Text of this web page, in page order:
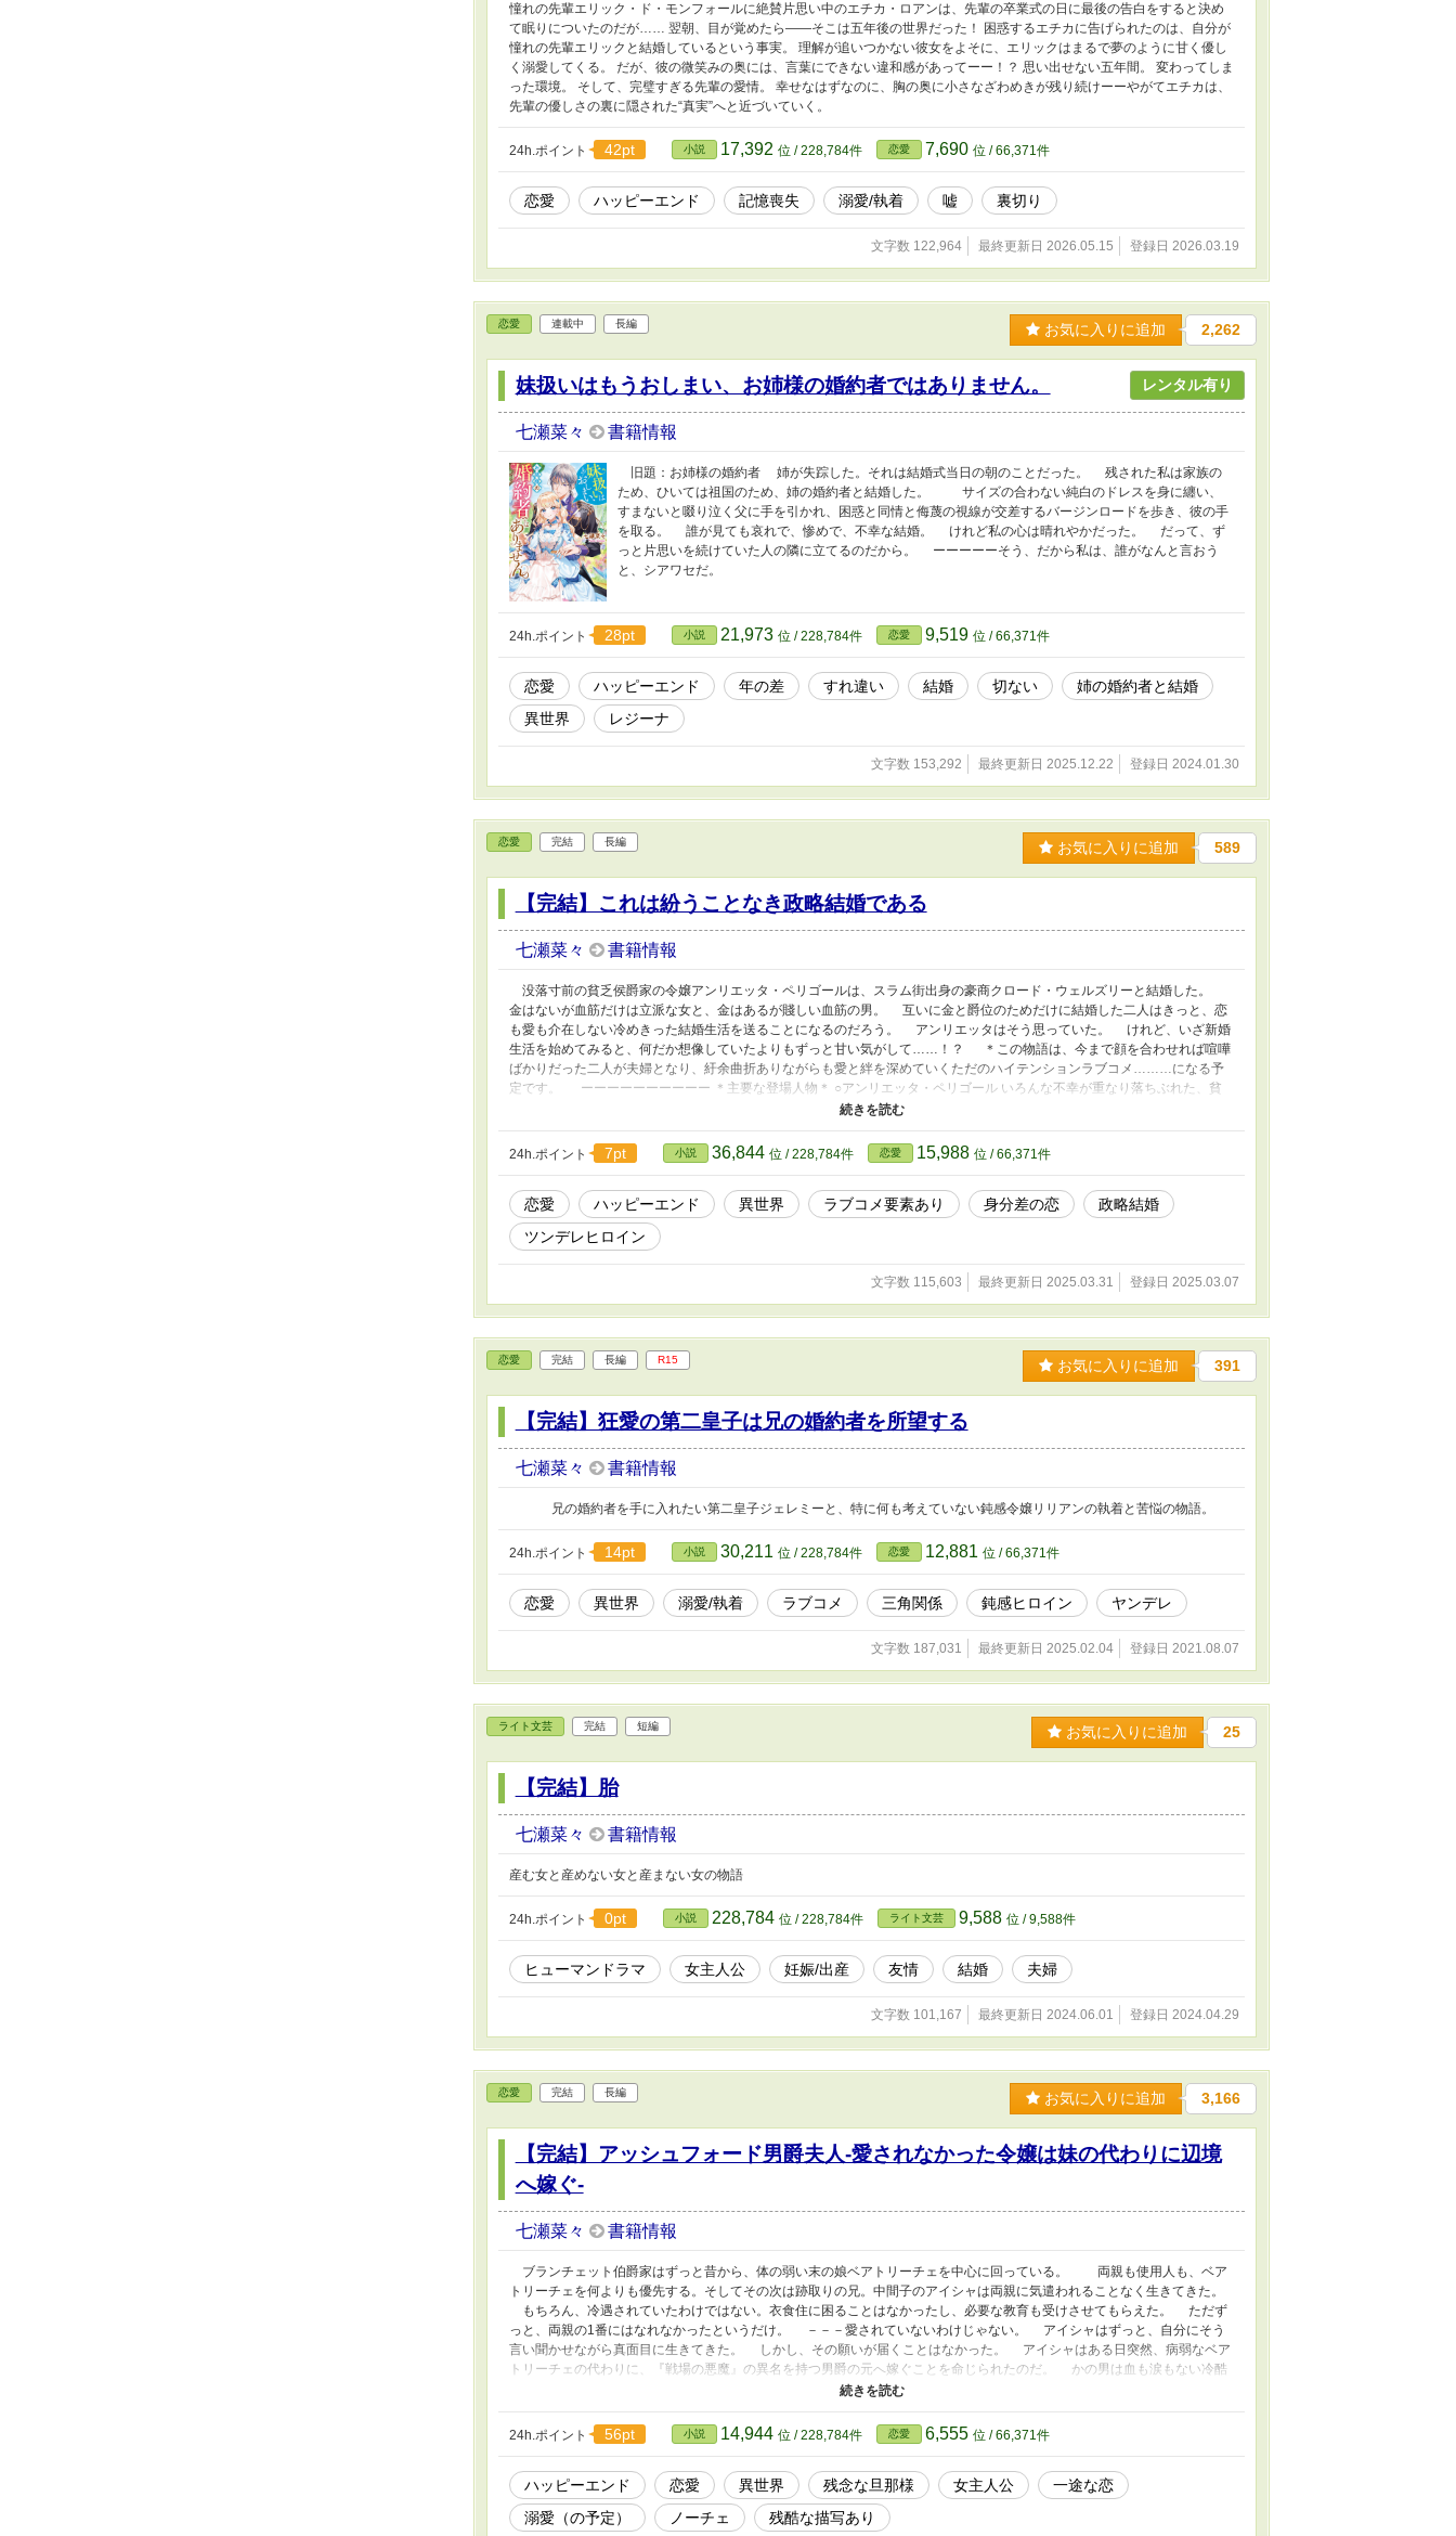
憧れの先輩エリック・ド・モンフォールに絶賛片思い中のエチカ・ロアンは、先輩の卒業式の日に最後の告白をすると決め
て眠りについたのだが…… 翌朝、目が覚めたら――そこは五年後の世界だった！ 困惑するエチカに告げられたのは、自分が
憧れの先輩エリックと結婚しているという事実。 理解が追いつかない彼女をよそに、エリックはまるで夢のように甘く優し
く溺愛してくる。 だが、彼の微笑みの奥には、言葉にできない違和感があってーー！？ 思い出せない五年間。 変わってしま
った環境。 そして、完璧すぎる先輩の愛情。 幸せなはずなのに、胸の奥に小さなざわめきが残り続けーーやがてエチカは、
先輩の優しさの裏に隠された“真実”へと近づいていく。
24h.ポイント 42pt 小説 17,392 位 / 228,784件 恋愛 7,690 位 / 66,371件
恋愛 ハッピーエンド 記憶喪失 溺愛/執着 嘘 裏切り
文字数 122,964 最終更新日 2026.05.15 登録日 2026.03.19
恋愛 連載中 長編 お気に入りに追加 2,262
妹扱いはもうおしまい、お姉様の婚約者ではありません。 レンタル有り
七瀬菜々 書籍情報
旧題：お姉様の婚約者 姉が失踪した。それは結婚式当日の朝のことだった。 残された私は家族の
ため、ひいては祖国のため、姉の婚約者と結婚した。 サイズの合わない純白のドレスを身に纏い、
すまないと啜り泣く父に手を引かれ、困惑と同情と侮蔑の視線が交差するバージンロードを歩き、彼の手
を取る。 誰が見ても哀れで、惨めで、不幸な結婚。 けれど私の心は晴れやかだった。 だって、ず
っと片思いを続けていた人の隣に立てるのだから。 ーーーーーそう、だから私は、誰がなんと言おう
と、シアワセだ。
24h.ポイント 28pt 小説 21,973 位 / 228,784件 恋愛 9,519 位 / 66,371件
恋愛 ハッピーエンド 年の差 すれ違い 結婚 切ない
姉の婚約者と結婚
異世界
レジーナ
文字数 153,292 最終更新日 2025.12.22 登録日 2024.01.30
恋愛 完結 長編 お気に入りに追加 589
【完結】これは紛うことなき政略結婚である
七瀬菜々 書籍情報
没落寸前の貧乏侯爵家の令嬢アンリエッタ・ペリゴールは、スラム街出身の豪商クロード・ウェルズリーと結婚した。
金はないが血筋だけは立派な女と、金はあるが賤しい血筋の男。 互いに金と爵位のためだけに結婚した二人はきっと、恋
も愛も介在しない冷めきった結婚生活を送ることになるのだろう。 アンリエッタはそう思っていた。 けれど、いざ新婚
生活を始めてみると、何だか想像していたよりもずっと甘い気がして……！？ ＊この物語は、今まで顔を合わせれば喧嘩
ばかりだった二人が夫婦となり、紆余曲折ありながらも愛と絆を深めていくただのハイテンションラブコメ………になる予
定です。 ーーーーーーーーーー ＊主要な登場人物＊ ○アンリエッタ・ペリゴール いろんな不幸が重なり落ちぶれた、貧
乏侯爵家の一人娘。意地っ張りでプライドの高いツンデレヒロイン。 ○クロード・ウェルズリー 一代で莫大な富を築き上げ
た豪商。生まれは卑しいが、顔がよく金持ち。恋愛に関しては不器用な男。 ○ニコル アンリエッタの侍女。 アンリエッタに
とっては母であり、姉であり、友である大切な存在。 ○ミゲル クロードの秘書。 優しそうに見えて辛辣で容赦がない性格。
常にひと言多い。
24h.ポイント 7pt 小説 36,844 位 / 228,784件 恋愛 15,988 位 / 66,371件
恋愛 ハッピーエンド 異世界 ラブコメ要素あり 身分差の恋
政略結婚
ツンデレヒロイン
文字数 115,603 最終更新日 2025.03.31 登録日 2025.03.07
恋愛 完結 長編 R15 お気に入りに追加 391
【完結】狂愛の第二皇子は兄の婚約者を所望する
七瀬菜々 書籍情報
兄の婚約者を手に入れたい第二皇子ジェレミーと、特に何も考えていない鈍感令嬢リリアンの執着と苦悩の物語。
24h.ポイント 14pt 小説 30,211 位 / 228,784件 恋愛 12,881 位 / 66,371件
恋愛 異世界 溺愛/執着 ラブコメ 三角関係 鈍感ヒロイン ヤンデレ
文字数 187,031 最終更新日 2025.02.04 登録日 2021.08.07
ライト文芸 完結 短編 お気に入りに追加 25
【完結】胎
七瀬菜々 書籍情報
産む女と産めない女と産まない女の物語
24h.ポイント 0pt 小説 228,784 位 / 228,784件 ライト文芸 9,588 位 / 9,588件
ヒューマンドラマ 女主人公 妊娠/出産 友情 結婚 夫婦
文字数 101,167 最終更新日 2024.06.01 登録日 2024.04.29
恋愛 完結 長編 お気に入りに追加 3,166
【完結】アッシュフォード男爵夫人-愛されなかった令嬢は妹の代わりに辺境
へ嫁ぐ-
七瀬菜々 書籍情報
ブランチェット伯爵家はずっと昔から、体の弱い末の娘ベアトリーチェを中心に回っている。 両親も使用人も、ベア
トリーチェを何よりも優先する。そしてその次は跡取りの兄。中間子のアイシャは両親に気遣われることなく生きてきた。
もちろん、冷遇されていたわけではない。衣食住に困ることはなかったし、必要な教育も受けさせてもらえた。 ただず
っと、両親の1番にはなれなかったというだけ。 －－－愛されていないわけじゃない。 アイシャはずっと、自分にそう
言い聞かせながら真面目に生きてきた。 しかし、その願いが届くことはなかった。 アイシャはある日突然、病弱なベア
トリーチェの代わりに、『戦場の悪魔』の異名を持つ男爵の元へ嫁ぐことを命じられたのだ。 かの男は血も涙もない冷酷
な男と噂の人物。 アイシャだってそんな男の元に嫁ぎたくないのに、両親は『ベアトリーチェがかわいそうだから』とい
う理由だけでこの縁談をアイシャに押し付けてきた。 ーーーああ。やはり私は一番にはなれないのね。 アイシャはとうと
う絶望した。どれだけ願っても、両親の一番は手に入ることなどないのだと、思い知ったから。 結局、アイシャは傷心の
まま辺境へと向かった。 望まれないし、望まない結婚。アイシャはこのまま、誰かの一番になることもなく一生を終える
嬉しいです。 ※色々と、設定はふわっとしてますのでお気をつけください。 ※作者はザマァを描くのが苦手なので、
ザマァ要素は薄いです。
24h.ポイント 56pt 小説 14,944 位 / 228,784件 恋愛 6,555 位 / 66,371件
ハッピーエンド 恋愛 異世界 残念な旦那様 女主人公
一途な恋
溺愛（の予定）
ノーチェ 残酷な描写あり